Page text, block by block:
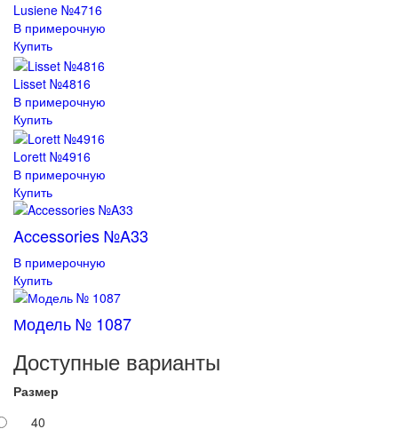
Lusiene №4716
В примерочную
Купить
Lisset №4816
В примерочную
Купить
Lorett №4916
В примерочную
Купить
Accessories №A33
В примерочную
Купить
Модель № 1087
Доступные варианты
Размер
40